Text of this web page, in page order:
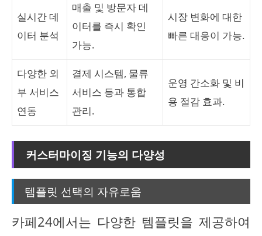
실시간 데
이터 분석
매출 및 방문자 데
이터를 즉시 확인
가능.
시장 변화에 대한
빠른 대응이 가능.
다양한 외
부 서비스
연동
결제 시스템, 물류
서비스 등과 통합
관리.
운영 간소화 및 비
용 절감 효과.
커스터마이징 기능의 다양성
템플릿 선택의 자유로움
카페24에서는 다양한 템플릿을 제공하여